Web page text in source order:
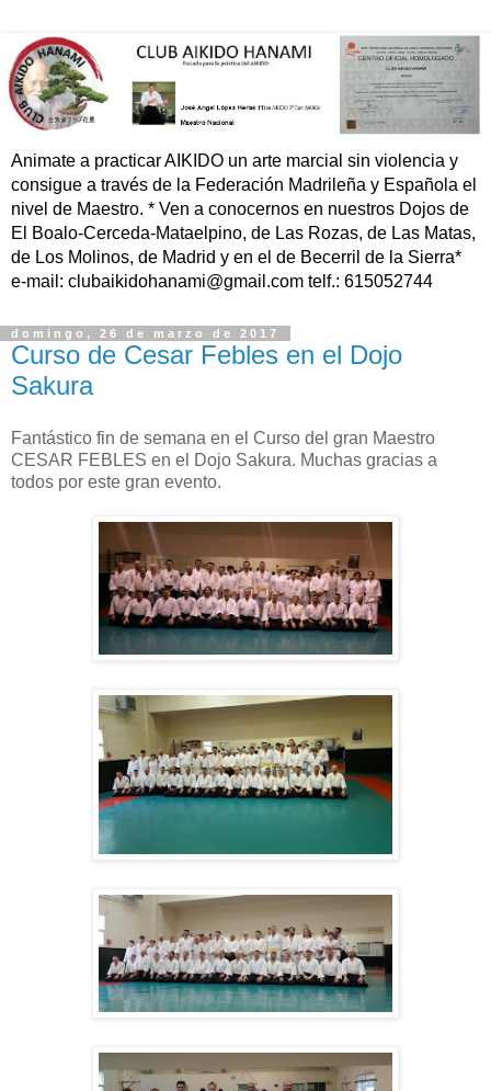
Animate a practicar AIKIDO un arte marcial sin violencia y
consigue a través de la Federación Madrileña y Española el
nivel de Maestro. * Ven a conocernos en nuestros Dojos de
El Boalo-Cerceda-Mataelpino, de Las Rozas, de Las Matas,
de Los Molinos, de Madrid y en el de Becerril de la Sierra*
e-mail: clubaikidohanami@gmail.com telf.: 615052744
domingo, 26 de marzo de 2017
Curso de Cesar Febles en el Dojo
Sakura
Fantástico fin de semana en el Curso del gran Maestro
CESAR FEBLES en el Dojo Sakura. Muchas gracias a
todos por este gran evento.